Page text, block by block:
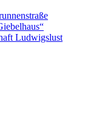
Ludwigslust